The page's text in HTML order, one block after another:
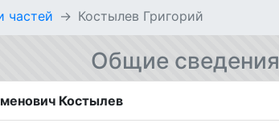
частей Костылев Григорий
Общие сведения
Костылев